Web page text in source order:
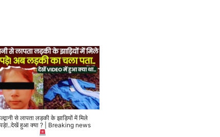
से लापता लड़की के झाड़ियों में मिले
हुआ क्या ? | Breaking news